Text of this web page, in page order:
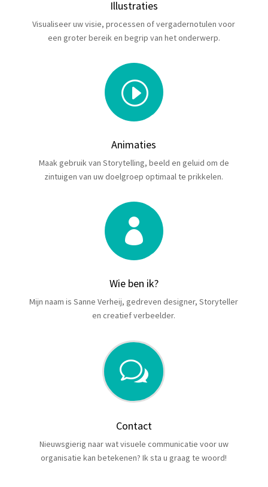
Illustraties
Visualiseer uw visie, processen of vergadernotulen voor
een groter bereik en begrip van het onderwerp.
I
Animaties
Maak gebruik van Storytelling, beeld en geluid om de
zintuigen van uw doelgroep optimaal te prikkelen.

Wie ben ik?
Mijn naam is Sanne Verheij, gedreven designer, Storyteller
en creatief verbeelder.
w
Contact
Nieuwsgierig naar wat visuele communicatie voor uw
organisatie kan betekenen? Ik sta u graag te woord!